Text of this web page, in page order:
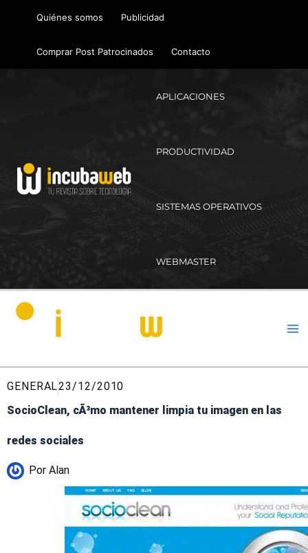
Quiénes somos Publicidad
Comprar Post Patrocinados Contacto
APLICACIONES
PRODUCTIVIDAD
SISTEMAS OPERATIVOS
WEBMASTER
GENERAL23/12/2010
SocioClean, cÃ³mo mantener limpia tu imagen en las
redes sociales
Por Alan